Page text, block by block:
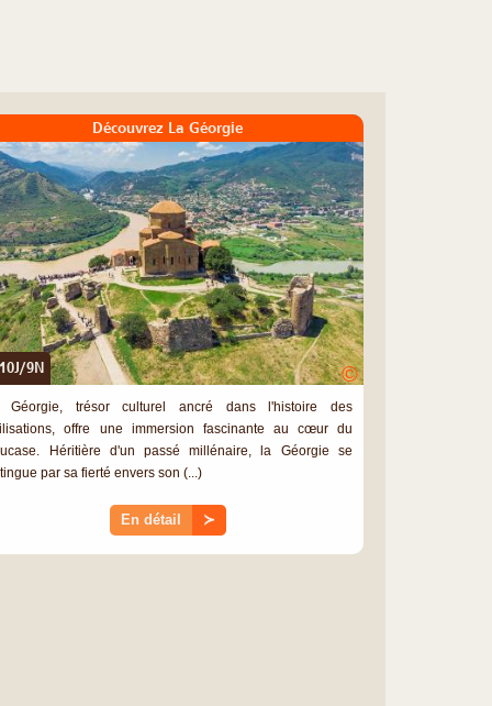
Découvrez La Géorgie
10J/9N ©
Géorgie, trésor culturel ancré dans l'histoire des
offre une immersion fascinante au cœur du
Héritière d'un passé millénaire, la Géorgie se
par sa fierté envers son (...)
En détail ≻